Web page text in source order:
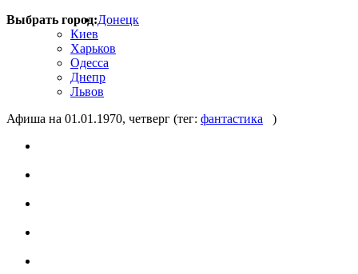
Выбрать город:Донецк
Киев
Харьков
Одесса
Днепр
Львов
Афиша на 01.01.1970, четверг (тег: фантастика )